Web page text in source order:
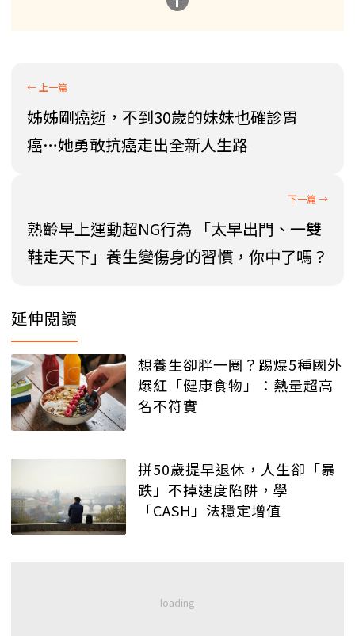
姊姊剛癌逝，不到30歲的妹妹也確診胃
癌…她勇敢抗癌走出全新人生路
熟齡早上運動超NG行為 「太早出門、一雙
鞋走天下」養生變傷身的習慣，你中了嗎？
延伸閱讀
想養生卻胖一圈？踢爆5種國外
爆紅「健康食物」：熱量超高
名不符實
拼50歲提早退休，人生卻「暴
跌」不掉速度陷阱，學
「CASH」法穩定增值